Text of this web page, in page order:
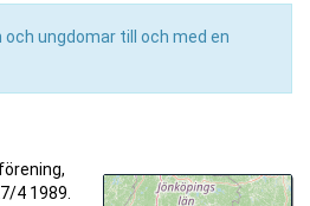
ungdomar till och med en
4 1989.